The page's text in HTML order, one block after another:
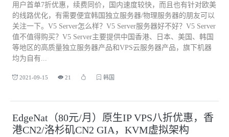
用户首单7折优惠，续费同价，国内速度较快，而且也有针对欧美
的线路优化，有需要便宜韩国独立服务器/物理服务器的朋友可以
关注一下。V5 Server怎么样？V5 Server服务器好不好？V5 Server
值不值得购买？V5 Server主要提供中国香港、日本、美国、韩国
等地区的高质量独立服务器产品和VPS云服务器产品，旗下机器
均为自有...
2021-09-15 21 韩国
EdgeNat（80元/月）原生IP VPS八折优惠，香
港CN2/洛杉矶CN2 GIA，KVM虚拟架构